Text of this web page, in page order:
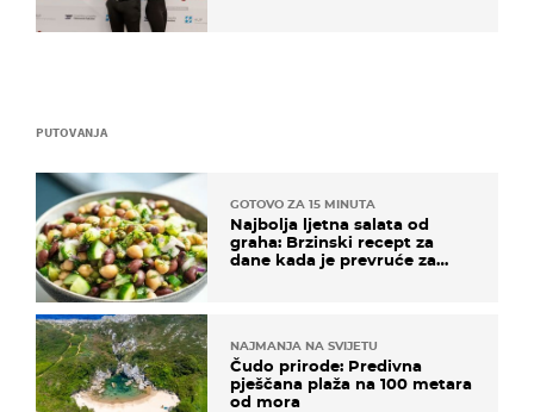
PUTOVANJA
GOTOVO ZA 15 MINUTA
Najbolja ljetna salata od
graha: Brzinski recept za
dane kada je prevruće za
NAJMANJA NA SVIJETU
Čudo prirode: Predivna
pješčana plaža na 100 metara
od mora